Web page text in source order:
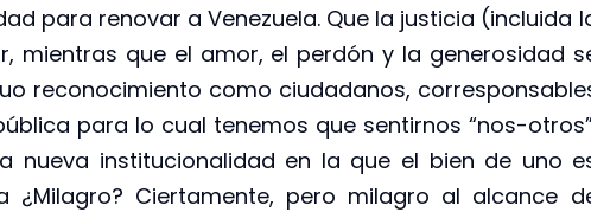
para renovar a Venezuela. Que la justicia (incluida
mientras que el amor, el perdón y la generosidad
reconocimiento como ciudadanos,
para lo cual tenemos que sentirnos “nos-
nueva institucionalidad en la que el bien de uno
Ciertamente, pero milagro al alcance